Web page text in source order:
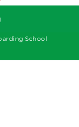
School